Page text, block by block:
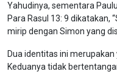
Yahudinya, sementara
Para Rasul 13: 9 dikatakan,
mirip dengan Simon yang
Dua identitas ini
Keduanya tidak